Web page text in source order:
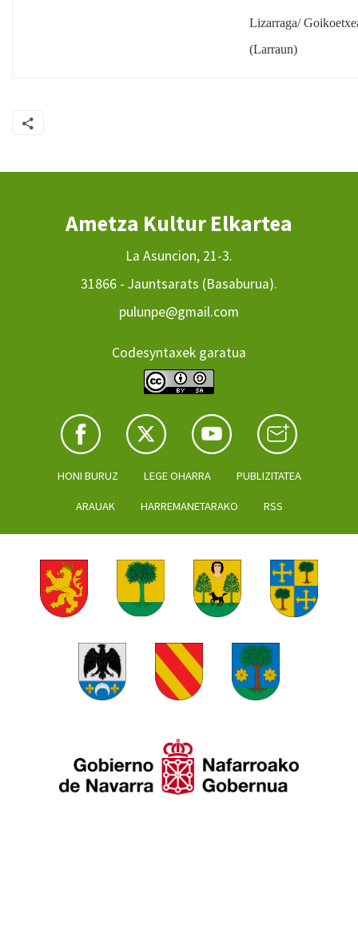
Lizarraga/
(Larraun)
Ametza Kultur Elkartea
La Asuncion, 21-3.
31866 - Jauntsarats (Basaburua).
pulunpe@gmail.com
Codesyntaxek garatua
HONI BURUZ LEGE OHARRA PUBLIZITATEA
ARAUAK HARREMANETARAKO RSS